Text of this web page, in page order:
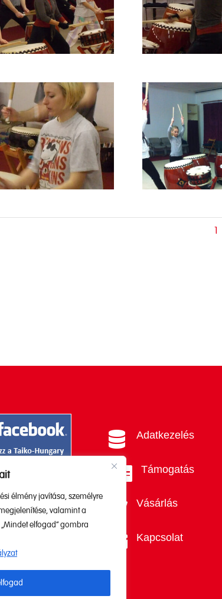
élmény javítása, személyre
valamint a
elfogad” gombra
1
a Youtube
 Adatkezelés
 Támogatás
 Vásárlás
 Kapcsolat